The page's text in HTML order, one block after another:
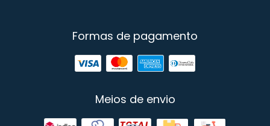
Formas de pagamento
Meios de envio